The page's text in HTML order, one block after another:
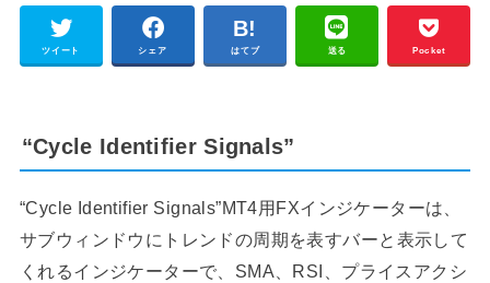
ツイート シェア はてブ 送る Pocket
“Cycle Identifier Signals”
“Cycle Identifier Signals”MT4用FXインジケーターは、
サブウィンドウにトレンドの周期を表すバーと表示して
くれるインジケーターで、SMA、RSI、プライスアクシ